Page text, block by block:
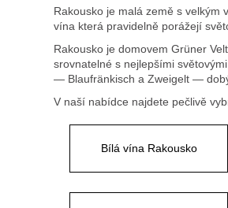
Rakousko je malá země s
vína která pravidelně porážejí
Rakousko je domovem Grüner
srovnatelné s nejlepšími
— Blaufränkisch a Zweigelt —
V naší nabídce najdete pečlivě
Bílá vína Rakousko